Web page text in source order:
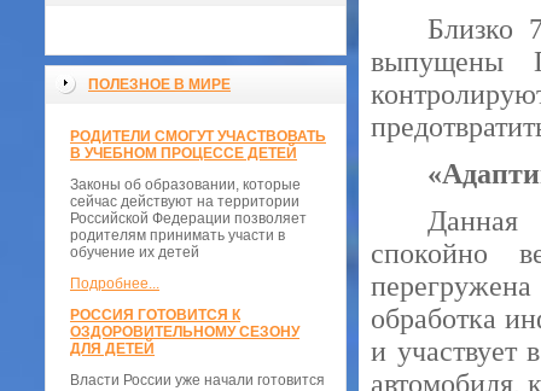
ПОЛЕЗНОЕ В МИРЕ
РОДИТЕЛИ СМОГУТ УЧАСТВОВАТЬ
В УЧЕБНОМ ПРОЦЕССЕ ДЕТЕЙ
Законы об образовании, которые
сейчас действуют на территории
Российской Федерации позволяет
родителям принимать участи в
обучение их детей
Подробнее...
РОССИЯ ГОТОВИТСЯ К
ОЗДОРОВИТЕЛЬНОМУ СЕЗОНУ
ДЛЯ ДЕТЕЙ
Власти России уже начали готовится
Близко
выпущены
Данная
спокойно
обработка
и участвует
автомобиля,